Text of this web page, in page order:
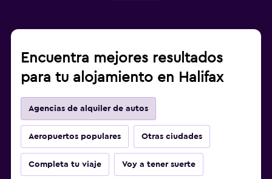
Encuentra mejores resultados
para tu alojamiento en Halifax
Agencias de alquiler de autos
Aeropuertos populares Otras ciudades
Completa tu viaje Voy a tener suerte